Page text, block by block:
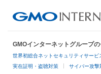
GMOインターネットグループ
世界初総合ネットセキュリティサービ
実在証明・盗聴対策 サイバー攻撃